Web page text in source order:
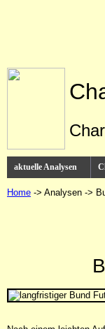
aktuelle Analysen
Home -> Analysen ->